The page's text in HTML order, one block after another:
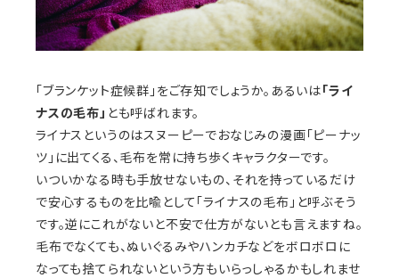
「ブランケット症候群」をご存知でしょうか。あるいは「ライ
ナスの毛布」 とも呼ばれます。
ライナスというのはスヌーピーでおなじみの漫画「ピーナッ
ツ」に出てくる、毛布を常に持ち歩くキャラクターです。
いついかなる時も手放せないもの、それを持っているだけ
で安心するものを比喩として「ライナスの毛布」と呼ぶそう
です。逆にこれがないと不安で仕方がないとも言えますね。
毛布でなくても、ぬいぐるみやハンカチなどをボロボロに
なっても捨てられないという方もいらっしゃるかもしれませ